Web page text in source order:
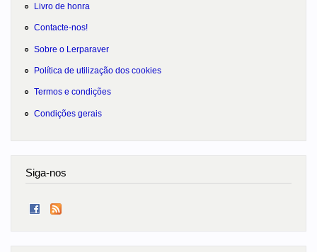
Livro de honra
Contacte-nos!
Sobre o Lerparaver
Política de utilização dos cookies
Termos e condições
Condições gerais
Siga-nos